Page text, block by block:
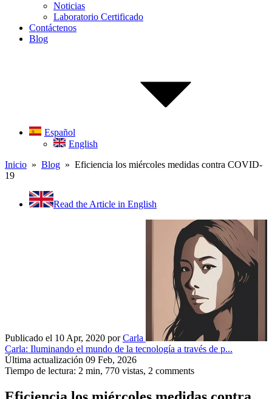
Noticias
Laboratorio Certificado
Contáctenos
Blog
Español
English
Inicio » Blog » Eficiencia los miércoles medidas contra COVID-
19
Read the Article in English
Publicado el 10 Apr, 2020 porCarla
Carla: Iluminando el mundo de la tecnología a través de p...
Última actualización 09 Feb, 2026
Tiempo de lectura: 2 min, 770 vistas, 2 comments